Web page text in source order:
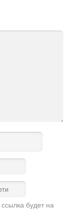
будет на